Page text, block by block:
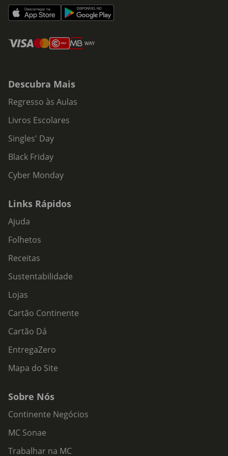
Descubra Mais
Regresso às Aulas
Livros Escolares
Singles' Day
Black Friday
Cyber Monday
Links Rápidos
Ajuda
Folhetos
Receitas
Sustentabilidade
Lojas
Cartão Continente
Cartão Dá
EntregaZero
Mapa do Site
Sobre Nós
Continente Negócios
MC Sonae
Trabalhar na MC